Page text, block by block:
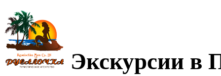
Экскурсии в